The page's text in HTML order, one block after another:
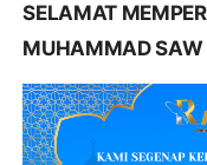
SELAMAT
MUHAMMAD SAW